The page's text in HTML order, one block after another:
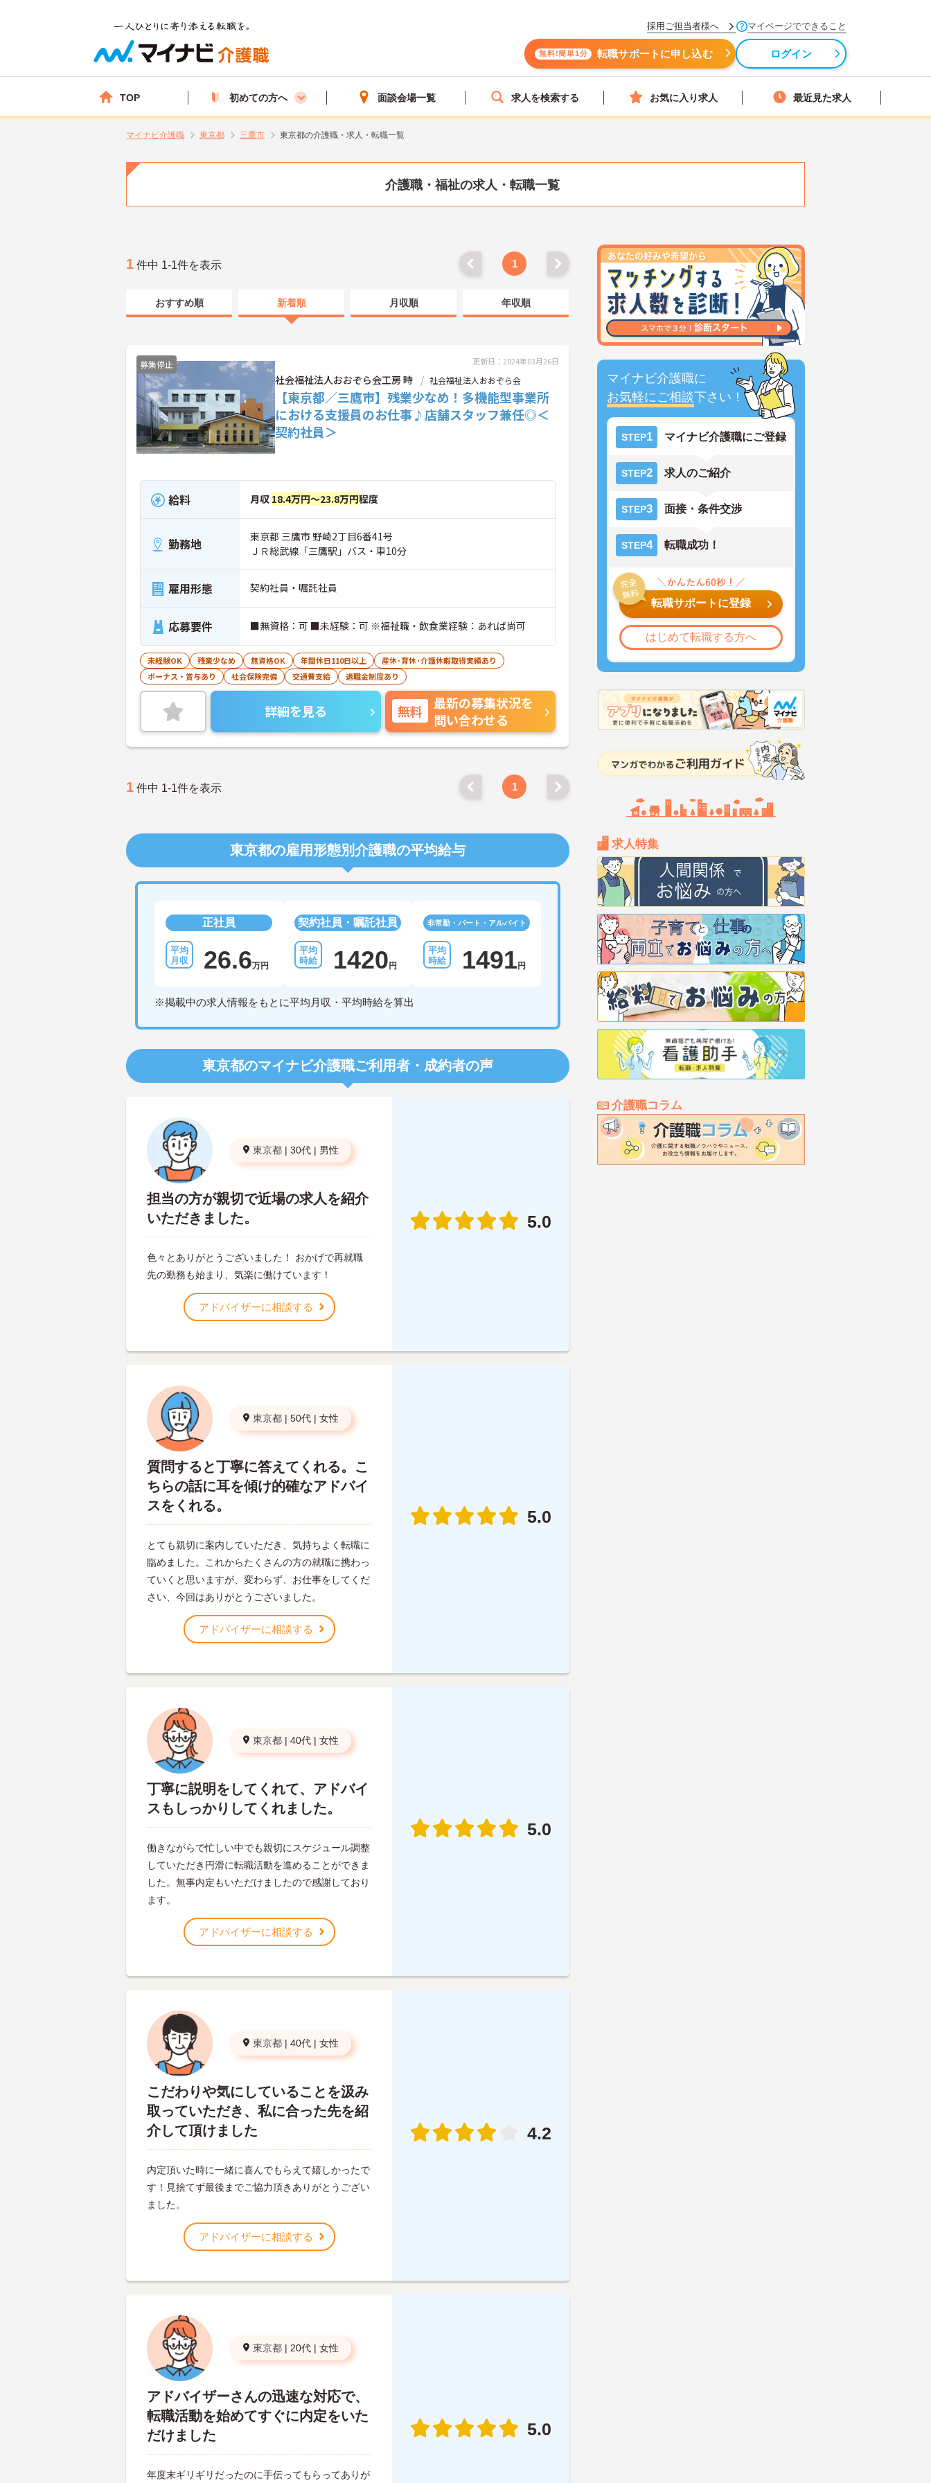
採用ご担当者様へ マイページでできること
無料!簡単1分 転職サポートに申し込む ログイン
TOP 初めての方へ 面談会場一覧 求人を検索する お気に入り求人 最近見た求人
マイナビ介護職 東京都 三鷹市 東京都の介護職・求人・転職一覧
介護職・福祉の求人・転職一覧
マイナビ介護職に
お気軽にご相談下さい！
STEP1 マイナビ介護職にご登録
STEP2 求人のご紹介
STEP3 面接・条件交渉
STEP4 転職成功！
転職サポートに登録
はじめて転職する方へ
求人特集
介護職コラム
1 件中 1-1件を表示 1
おすすめ順 新着順 月収順 年収順
募集停止 更新日：2024年03月26日
社会福祉法人おおぞら会工房 時 社会福祉法人おおぞら会
【東京都／三鷹市】残業少なめ！多機能型事業所
における支援員のお仕事♪店舗スタッフ兼任◎＜
契約社員＞
給料 月収 18.4万円～23.8万円程度
勤務地
東京都 三鷹市 野崎2丁目6番41号
ＪＲ総武線「三鷹駅」バス・車10分
雇用形態 契約社員・嘱託社員
応募要件 ■無資格：可 ■未経験：可 ※福祉職・飲食業経験：あれば尚可
未経験OK 残業少なめ 無資格OK 年間休日110日以上
産休･育休･介護休暇取得実績あり
ボーナス・賞与あり
社会保険完備 交通費支給 退職金制度あり
詳細を見る 無料
最新の募集状況を
問い合わせる
1 件中 1-1件を表示 1
東京都の雇用形態別介護職の平均給与
正社員
26.6万円
契約社員・嘱託社員
1420 円
非常勤・パート・アルバイト
1491 円
※掲載中の求人情報をもとに平均月収・平均時給を算出
東京都のマイナビ介護職ご利用者・成約者の声
東京都 | 30代 | 男性
担当の方が親切で近場の求人を紹介
いただきました。
色々とありがとうございました！ おかげで再就職
先の勤務も始まり、気楽に働けています！
アドバイザーに相談する
5.0
東京都 | 50代 | 女性
質問すると丁寧に答えてくれる。こ
ちらの話に耳を傾け的確なアドバイ
スをくれる。
とても親切に案内していただき、気持ちよく転職に
臨めました。これからたくさんの方の就職に携わっ
ていくと思いますが、変わらず、お仕事をしてくだ
さい、今回はありがとうございました。
アドバイザーに相談する
5.0
東京都 | 40代 | 女性
丁寧に説明をしてくれて、アドバイ
スもしっかりしてくれました。
働きながらで忙しい中でも親切にスケジュール調整
していただき円滑に転職活動を進めることができま
した。無事内定もいただけましたので感謝しており
ます。
アドバイザーに相談する
5.0
東京都 | 40代 | 女性
こだわりや気にしていることを汲み
取っていただき、私に合った先を紹
介して頂けました
内定頂いた時に一緒に喜んでもらえて嬉しかったで
す！見捨てず最後までご協力頂きありがとうござい
ました。
アドバイザーに相談する
4.2
東京都 | 20代 | 女性
アドバイザーさんの迅速な対応で、
転職活動を始めてすぐに内定をいた
だけました
年度末ギリギリだったのに手伝ってもらってありが
5.0